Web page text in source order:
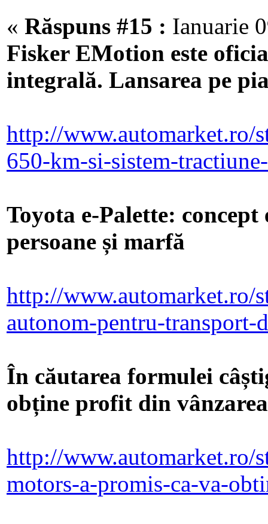
« Răspuns #15 : Ianuarie
Fisker EMotion este
integrală. Lansarea pe
http://www.automarket.ro/
650-km-si-sistem-
Toyota e-Palette:
persoane și marfă
http://www.automarket.ro/
autonom-pentru-transport-
În căutarea formulei
obține profit din
http://www.automarket.ro/
motors-a-promis-ca-va-